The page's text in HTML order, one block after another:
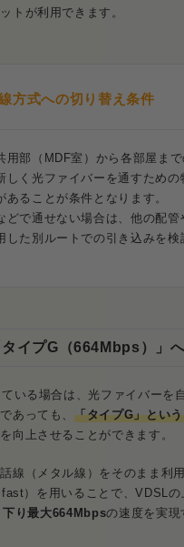
トが利用できます。
方式への切り替え条件
用部（MDF室）から各部屋ま
しく光ファイバーを通すための
あることが条件となります。
どで通せない場合は、他の配管
した別ルートでの引き込みを検
イプG（664Mbps）」
いる場合は、光ファイバーを
あっても、「タイプG」とい
向上させることができます。
線（メタル線）をそのまま利用
）を用いることで、VDSLの
下り最大664Mbpsの速度を実現